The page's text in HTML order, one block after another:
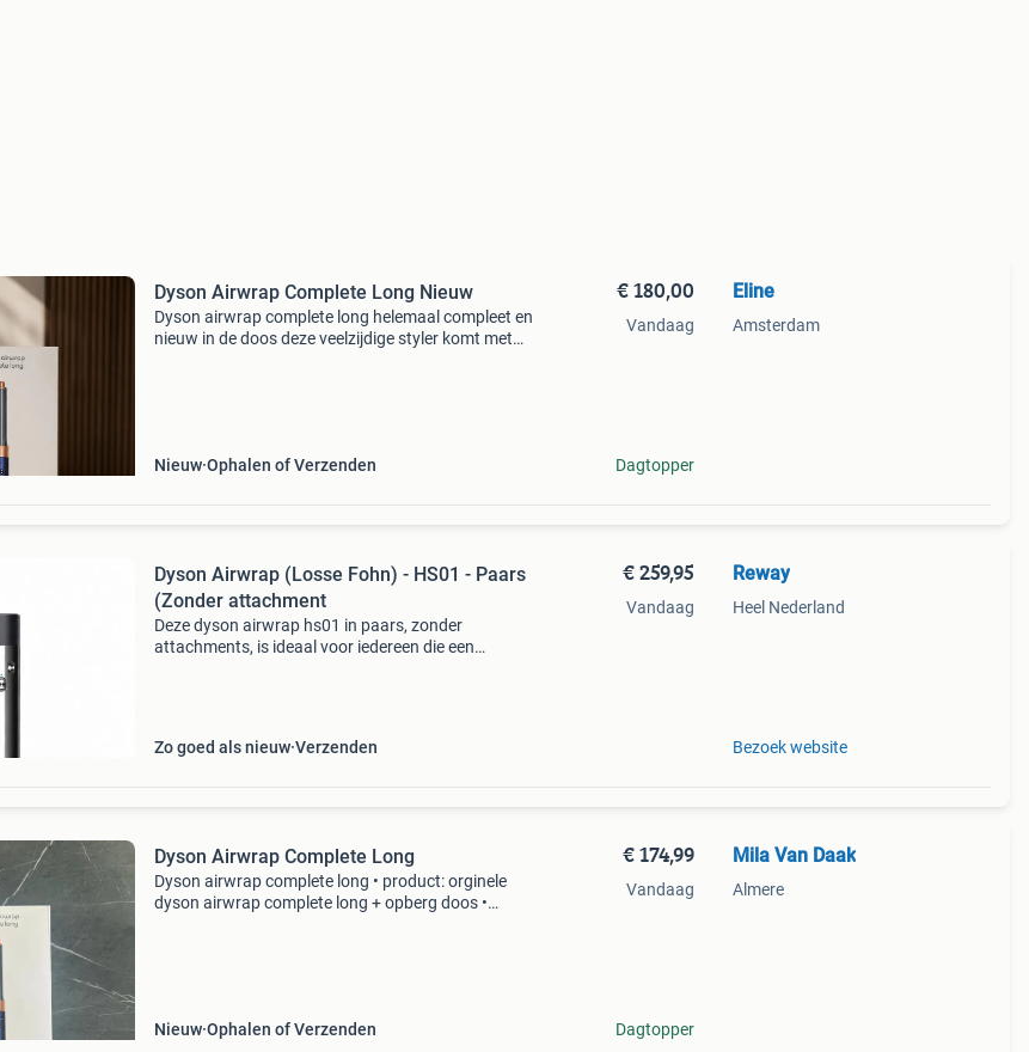
Dyson Airwrap Complete Long Nieuw
Dyson airwrap complete long helemaal compleet en
nieuw in de doos deze veelzijdige styler komt met
Nieuw Ophalen of Verzenden
€ 180,00
Vandaag
Dagtopper
Eline
Amsterdam
Dyson Airwrap (Losse Fohn) - HS01 - Paars
(Zonder attachment
Deze dyson airwrap hs01 in paars, zonder
attachments, is ideaal voor iedereen die een
Zo goed als nieuw Verzenden
€ 259,95
Vandaag
Reway
Heel Nederland
Bezoek website
Dyson Airwrap Complete Long
Dyson airwrap complete long • product: orginele
dyson airwrap complete long + opberg doos •
Nieuw Ophalen of Verzenden
€ 174,99
Vandaag
Dagtopper
Mila Van Daak
Almere